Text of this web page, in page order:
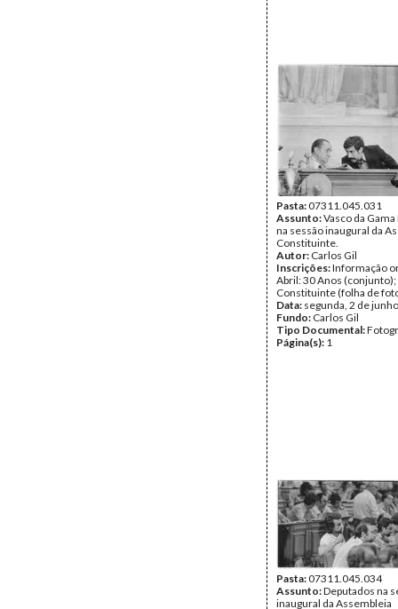
Pasta:07311.045.031
Assunto:Vasco da
na sessão inaugural da
Constituinte.
Autor: Carlos Gil
Inscrições:Informação
Abril: 30 Anos
Constituinte (folha de
Data: segunda, 2 de
Fundo: Carlos Gil
Tipo Documental:
Página(s): 1
Pasta:07311.045.034
Assunto:Deputados na
inaugural da Assembleia